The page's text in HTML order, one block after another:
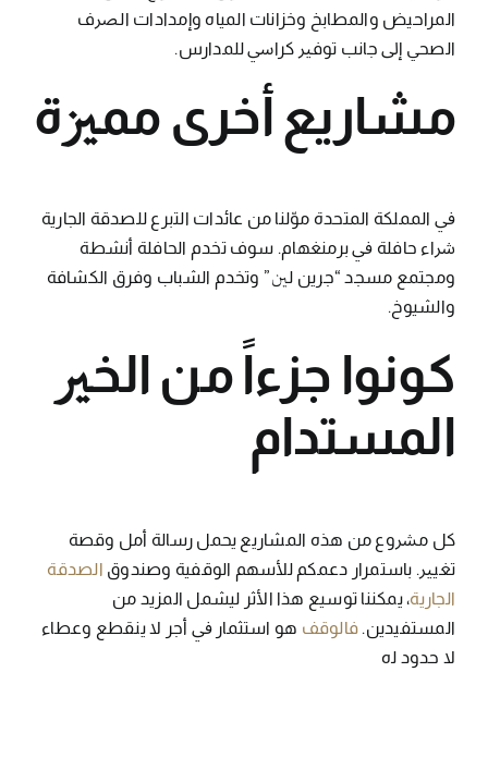
اﻟﻤﺮاﺣﻴﺾ واﻟﻤﻄﺎﺑﺦ وﺧﺰاﻧﺎت اﻟﻤﻴﺎه وإﻣﺪادات اﻟﴫف
اﻟﺼﺤﻲ إﱃ ﺟﺎﻧﺐ ﺗﻮﻓﲑ ﻛﺮاﳼ ﻟﻠﻤﺪارس.
ﻣﺸﺎرﻳﻊ أﺧﺮى ﻣﻤﲒة
ﰲ اﻟﻤﻤﻠﻜﺔ اﻟﻤﺘﺤﺪة ﻣﻮّﻟﻨﺎ ﻣﻦ ﻋﺎﺋﺪات اﻟﺘبرع ﻟﻠﺼﺪﻗﺔ اﻟﺠﺎرﻳﺔ
ﴍاء ﺣﺎﻓﻠﺔ ﰲ ﺑﺮﻣﻨﻐﻬﺎم. ﺳﻮف ﺗﺨﺪم اﻟﺤﺎﻓﻠﺔ أﻧﺸﻄﺔ
وﻣﺠﺘﻤﻊ ﻣﺴﺠﺪ “ﺟﺮﻳﻦ ﻟﲔ” وﺗﺨﺪم اﻟﺸﺒﺎب وﻓﺮق اﻟﻜﺸﺎﻓﺔ
واﻟﺸﻴﻮخ.
ﻛﻮﻧﻮا ﺟﺰءاً ﻣﻦ اﻟﺨﲑ
اﻟﻤﺴﺘﺪام
ﻛﻞ ﻣﴩوع ﻣﻦ ﻫﺬه اﻟﻤﺸﺎرﻳﻊ ﻳﺤﻤﻞ رﺳﺎﻟﺔ أﻣﻞ وﻗﺼﺔ
ﺗﻐﻴﲑ. ﺑﺎﺳﺘﻤﺮار دﻋﻤﻜﻢ ﻟﻸﺳﻬﻢ اﻟﻮﻗﻔﻴﺔ وﺻﻨﺪوق اﻟﺼﺪﻗﺔ
اﻟﺠﺎرﻳﺔ، ﻳﻤﻜﻨﻨﺎ ﺗﻮﺳﻴﻊ ﻫﺬا اﻷﺛﺮ ﻟﻴﺸﻤﻞ اﻟﻤﺰﻳﺪ ﻣﻦ
اﻟﻤﺴﺘﻔﻴﺪﻳﻦ. ﻓﺎﻟﻮﻗﻒ ﻫﻮ اﺳﺘﺜﻤﺎر ﰲ أﺟﺮ ﻻ ﻳﻨﻘﻄﻊ وﻋﻄﺎء
ﻻ ﺣﺪود ﻟه